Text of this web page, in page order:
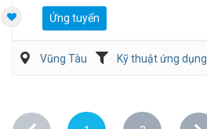
Ứng tuyển
Vũng Tàu Kỹ thuật ứng dụng